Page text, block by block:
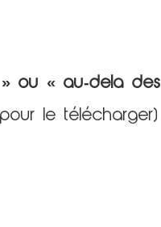
ou « au-dela des
le télécharger)